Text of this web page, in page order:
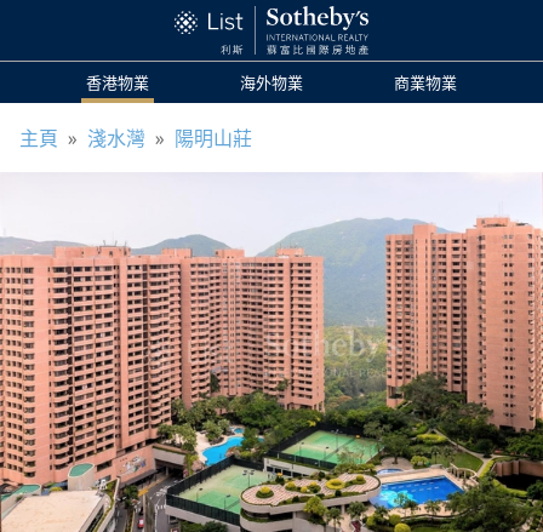
香港物業 海外物業 商業物業
主頁 » 淺水灣 » 陽明山莊